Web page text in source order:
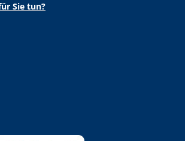
Sie tun?